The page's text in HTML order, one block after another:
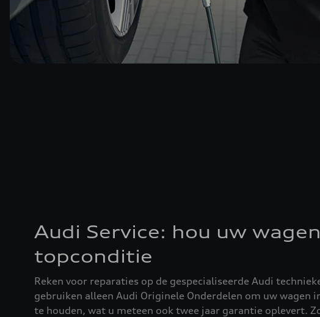
Audi Service: hou uw
topconditie
Reken voor reparaties op de gespecialiseerde Audi
gebruiken alleen Audi Originele Onderdelen om uw wagen
te houden, wat u meteen ook twee jaar garantie oplevert.